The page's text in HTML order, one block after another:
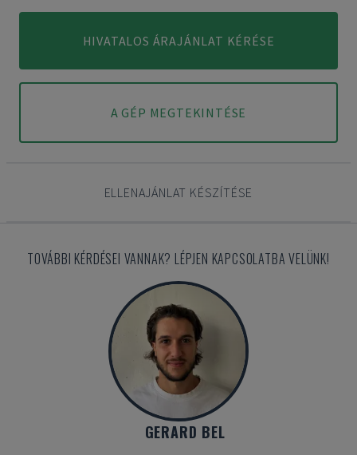
HIVATALOS ÁRAJÁNLAT KÉRÉSE
A GÉP MEGTEKINTÉSE
ELLENAJÁNLAT KÉSZÍTÉSE
TOVÁBBI KÉRDÉSEI VANNAK? LÉPJEN KAPCSOLATBA VELÜNK!
GERARD BEL